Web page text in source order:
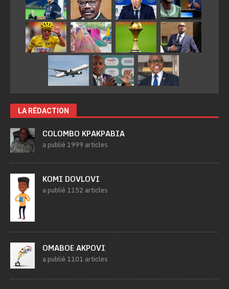
LA RÉDACTION
COLOMBO KPAKPABIA
a publié 1999 articles
KOMI DOVLOVI
a publié 1152 articles
OMABOE AKPOVI
a publié 1101 articles